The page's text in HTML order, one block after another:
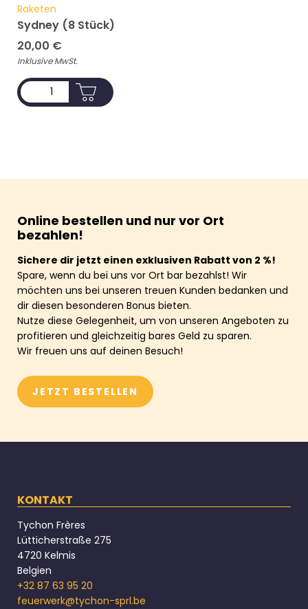
Raketen
Sydney (8 Stück)
20,00 €
Inklusive MwSt.
Online bestellen und nur vor Ort
bezahlen!
Sichere dir jetzt einen exklusiven Rabatt von 2 %!
Spare, wenn du bei uns vor Ort bar bezahlst! Wir
möchten uns bei unseren treuen Kunden bedanken und
dir diesen besonderen Bonus bieten.
Nutze diese Gelegenheit, um von unseren Angeboten zu
profitieren und gleichzeitig bares Geld zu sparen.
Wir freuen uns auf deinen Besuch!
JETZT BESTELLEN
KONTAKT
Tychon Frères
Lütticherstraße 275
4720 Kelmis
Belgien
+32 87 63 95 20
feuerwerk@tychon-sprl.be